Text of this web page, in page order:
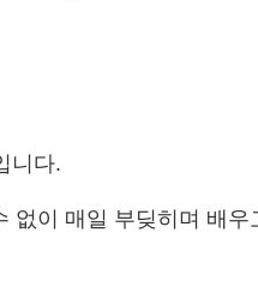
니다.
없이 매일 부딪히며 배우